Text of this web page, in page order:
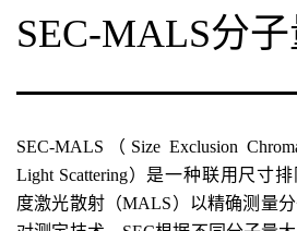
SEC-MALS分
SEC-MALS（Size Exclusion
Light Scattering）是一种联用 尺寸排
度激光散射（MALS）以精确测量